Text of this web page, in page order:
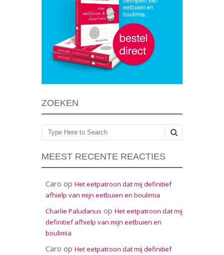
ZOEKEN
Zoeken
MEEST RECENTE REACTIES
Caro op Het eetpatroon dat mij definitief
afhielp van mijn eetbuien en boulimia
Charlie Paludanus op Het eetpatroon dat mij
definitief afhielp van mijn eetbuien en
boulimia
Caro op Het eetpatroon dat mij definitief